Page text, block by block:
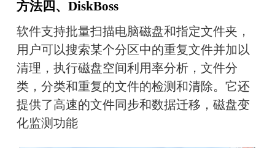
方法四、DiskBoss
软件支持批量扫描电脑磁盘和指定文件夹，
用户可以搜索某个分区中的重复文件并加以
清理，执行磁盘空间利用率分析，文件分
类，分类和重复的文件的检测和清除。它还
提供了高速的文件同步和数据迁移，磁盘变
化监测功能